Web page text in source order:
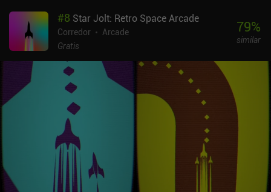
#8 Star Jolt: Retro Space Arcade
Corredor
Arcade
Gratis
79%
similar